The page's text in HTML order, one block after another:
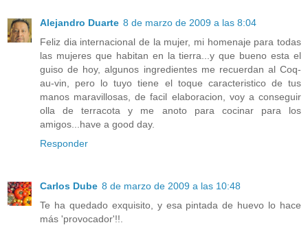
Alejandro Duarte 8 de marzo de 2009 a las 8:04
Feliz dia internacional de la mujer, mi homenaje para todas
las mujeres que habitan en la tierra...y que bueno esta el
guiso de hoy, algunos ingredientes me recuerdan al Coq-
au-vin, pero lo tuyo tiene el toque caracteristico de tus
manos maravillosas, de facil elaboracion, voy a conseguir
olla de terracota y me anoto para cocinar para los
amigos...have a good day.
Responder
Carlos Dube 8 de marzo de 2009 a las 10:48
Te ha quedado exquisito, y esa pintada de huevo lo hace
más 'provocador'!!.